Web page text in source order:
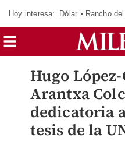
Hoy interesa: Dólar Rancho
Hugo
Arantxa
dedicatoria
tesis de la